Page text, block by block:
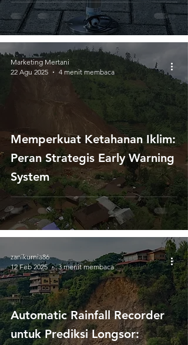
Memperkuat Ketahanan Iklim:
Peran Strategis Early Warning
System
Marketing Mertani
22 Agu 2025
4 menit membaca
Automatic Rainfall Recorder
untuk Prediksi Longsor:
zanikurnia86
12 Feb 2025
3 menit membaca